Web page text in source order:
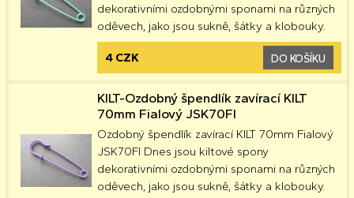
dekorativními ozdobnými sponami na různých
oděvech, jako jsou sukně, šátky a klobouky.
4 CZK DO KOŠÍKU
KILT-Ozdobný špendlík zavírací KILT
70mm Fialový JSK70FI
Ozdobný špendlík zavírací KILT 70mm Fialový
JSK70FI Dnes jsou kiltové spony
dekorativními ozdobnými sponami na různých
oděvech, jako jsou sukně, šátky a klobouky.